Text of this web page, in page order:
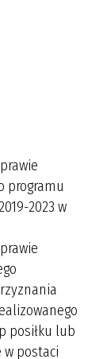
programu
2023 w
posiłku lub
w postaci